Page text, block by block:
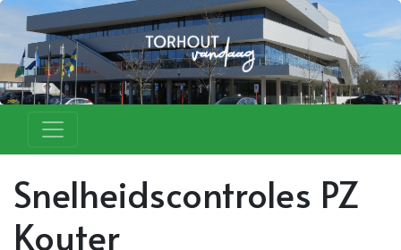
Snelheidscontroles PZ
Kouter